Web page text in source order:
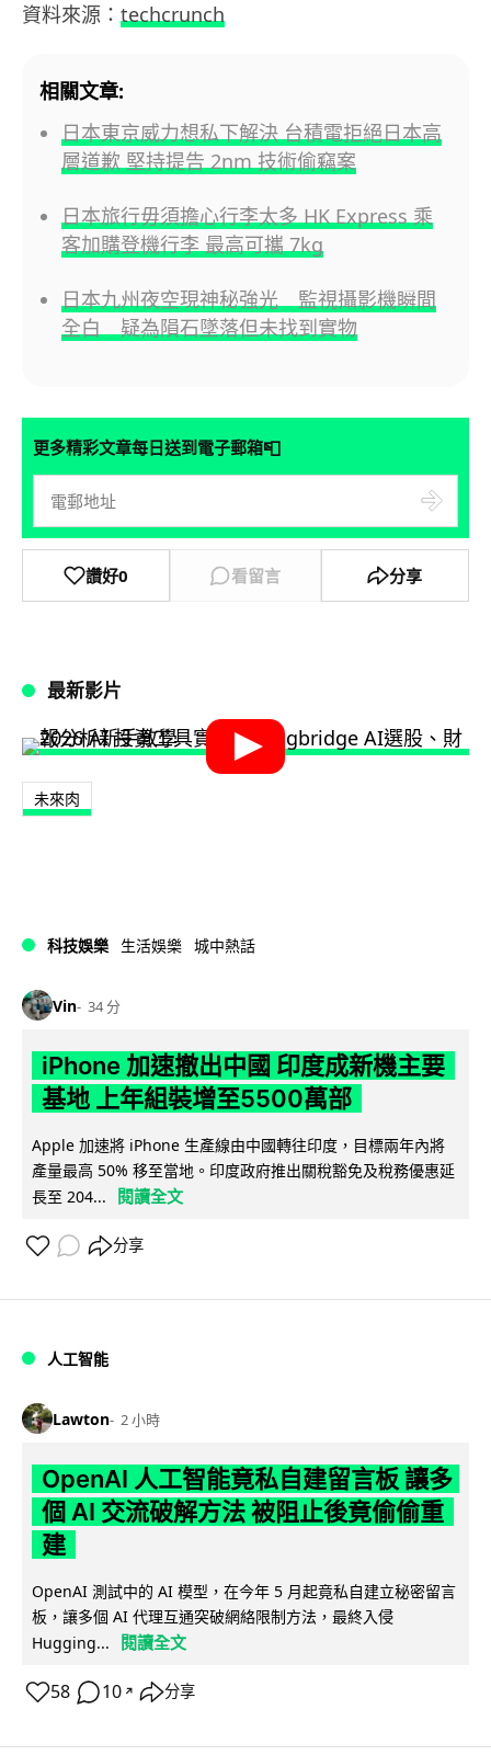
資料來源： techcrunch
相關文章:
日本東京威力想私下解決 台積電拒絕日本高
層道歉 堅持提告 2nm 技術偷竊案
日本旅行毋須擔心行李太多 HK Express 乘
客加購登機行李 最高可攜 7kg
日本九州夜空現神秘強光 監視攝影機瞬間
全白 疑為隕石墜落但未找到實物
更多精彩文章每日送到電子郵箱📮
讚好0 看留言 分享
最新影片
未來肉
科技娛樂 生活娛樂 城中熱話
Vin 34 分
iPhone 加速撤出中國 印度成新機主要
基地 上年組裝增至5500萬部
Apple 加速將 iPhone 生產線由中國轉往印度，目標兩年內將
產量最高 50% 移至當地。印度政府推出關稅豁免及稅務優惠延
長至 204...
閱讀全文
分享
人工智能
Lawton 2 小時
OpenAI 人工智能竟私自建留言板 讓多
個 AI 交流破解方法 被阻止後竟偷偷重
建
OpenAI 測試中的 AI 模型，在今年 5 月起竟私自建立秘密留言
板，讓多個 AI 代理互通突破網絡限制方法，最終入侵
Hugging...
閱讀全文
58 10 ↗ 分享